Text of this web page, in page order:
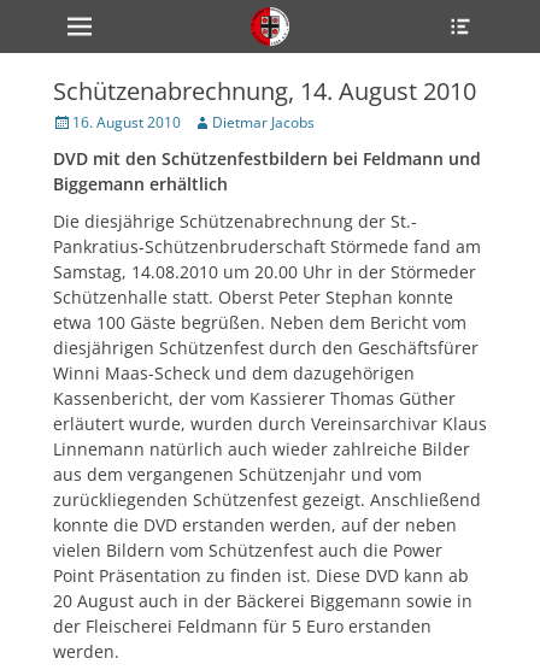
zum
Inhalt
Primärmenü
Schützenabrechnung, 14. August 2010
Veröffentlicht
16. August 2010 Author
Dietmar Jacobs
DVD mit den Schützenfestbildern bei Feldmann und
Biggemann erhältlich
Die diesjährige Schützenabrechnung der St.-
Pankratius-Schützenbruderschaft Störmede fand am
Samstag, 14.08.2010 um 20.00 Uhr in der Störmeder
Schützenhalle statt. Oberst Peter Stephan konnte
etwa 100 Gäste begrüßen. Neben dem Bericht vom
diesjährigen Schützenfest durch den Geschäftsfürer
Winni Maas-Scheck und dem dazugehörigen
Kassenbericht, der vom Kassierer Thomas Güther
erläutert wurde, wurden durch Vereinsarchivar Klaus
Linnemann natürlich auch wieder zahlreiche Bilder
aus dem vergangenen Schützenjahr und vom
zurückliegenden Schützenfest gezeigt. Anschließend
konnte die DVD erstanden werden, auf der neben
vielen Bildern vom Schützenfest auch die Power
Point Präsentation zu finden ist. Diese DVD kann ab
20 August auch in der Bäckerei Biggemann sowie in
der Fleischerei Feldmann für 5 Euro erstanden
werden.